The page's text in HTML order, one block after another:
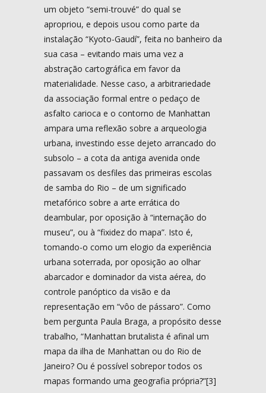
um objeto “semi-trouvé” do qual se
apropriou, e depois usou como parte da
instalação “Kyoto-Gaudí”, feita no banheiro da
sua casa – evitando mais uma vez a
abstração cartográfica em favor da
materialidade. Nesse caso, a arbitrariedade
da associação formal entre o pedaço de
asfalto carioca e o contorno de Manhattan
ampara uma reflexão sobre a arqueologia
urbana, investindo esse dejeto arrancado do
subsolo – a cota da antiga avenida onde
passavam os desfiles das primeiras escolas
de samba do Rio – de um significado
metafórico sobre a arte errática do
deambular, por oposição à “internação do
museu”, ou à “fixidez do mapa”. Isto é,
tomando-o como um elogio da experiência
urbana soterrada, por oposição ao olhar
abarcador e dominador da vista aérea, do
controle panóptico da visão e da
representação em “vôo de pássaro”. Como
bem pergunta Paula Braga, a propósito desse
trabalho, “Manhattan brutalista é afinal um
mapa da ilha de Manhattan ou do Rio de
Janeiro? Ou é possível sobrepor todos os
mapas formando uma geografia própria?”[3]